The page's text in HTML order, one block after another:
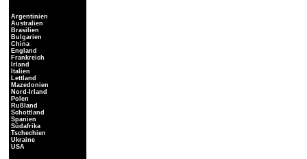
Argentinien
Australien
Brasilien
Bulgarien
China
England
Frankreich
Irland
Italien
Lettland
Mazedonien
Nord-Irland
Polen
Rußland
Schottland
Spanien
Südafrika
Tschechien
Ukraine
USA